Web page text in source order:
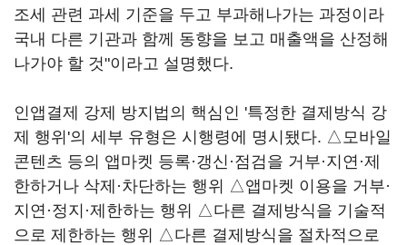
조세 관련 과세 기준을 두고 부과해나가는 과정이라
국내 다른 기관과 함께 동향을 보고 매출액을 산정해
나가야 할 것"이라고 설명했다.
인앱결제 강제 방지법의 핵심인 '특정한 결제방식 강
제 행위'의 세부 유형은 시행령에 명시됐다. △모바일
콘텐츠 등의 앱마켓 등록·갱신·점검을 거부·지연·제
한하거나 삭제·차단하는 행위 △앱마켓 이용을 거부·
지연·정지·제한하는 행위 △다른 결제방식을 기술적
으로 제한하는 행위 △다른 결제방식을 절차적으로